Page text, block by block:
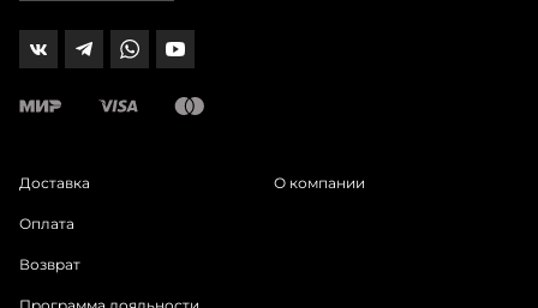
Доставка
Оплата
Возврат
О компании